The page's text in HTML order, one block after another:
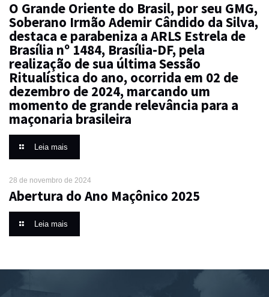
O Grande Oriente do Brasil, por seu GMG,
Soberano Irmão Ademir Cândido da Silva,
destaca e parabeniza a ARLS Estrela de
Brasília nº 1484, Brasília-DF, pela
realização de sua última Sessão
Ritualística do ano, ocorrida em 02 de
dezembro de 2024, marcando um
momento de grande relevância para a
maçonaria brasileira
Leia mais
28 de novembro de 2024
Abertura do Ano Maçônico 2025
Leia mais